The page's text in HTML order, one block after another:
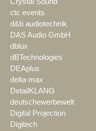
ctc events
d&b audiotechnik
DAS Audio GmbH
dblux
dBTechnologies
DEAplus
delta-max
DetailKLANG
deutschewerbewelt
Digital Projection
Digitech